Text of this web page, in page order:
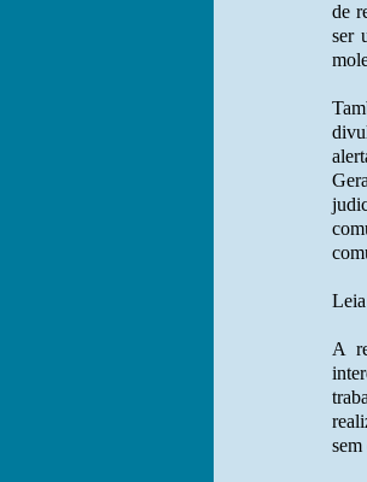
de
ser
A